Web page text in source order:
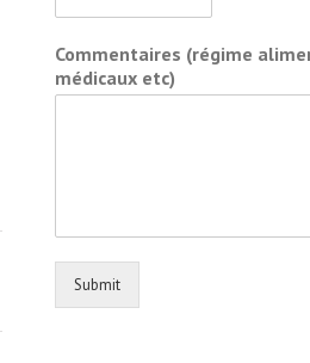
Commentaires (régime
médicaux etc)
Submit